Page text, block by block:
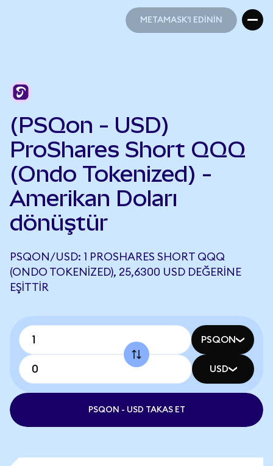
METAMASK'I EDİNİN
(PSQon - USD)
ProShares Short QQQ
(Ondo Tokenized) -
Amerikan Doları
dönüştür
PSQON/USD: 1 PROSHARES SHORT QQQ
(ONDO TOKENIZED), 25,6300 USD DEĞERINE
EŞITTIR
PSQON
USD
PSQON - USD TAKAS ET